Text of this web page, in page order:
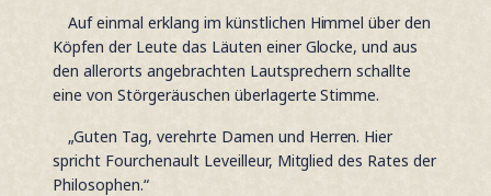
Auf einmal erklang im künstlichen Himmel über den
Köpfen der Leute das Läuten einer Glocke, und aus
den allerorts angebrachten Lautsprechern schallte
eine von Störgeräuschen überlagerte Stimme.
„Guten Tag, verehrte Damen und Herren. Hier
spricht Fourchenault Leveilleur, Mitglied des Rates der
Philosophen.“